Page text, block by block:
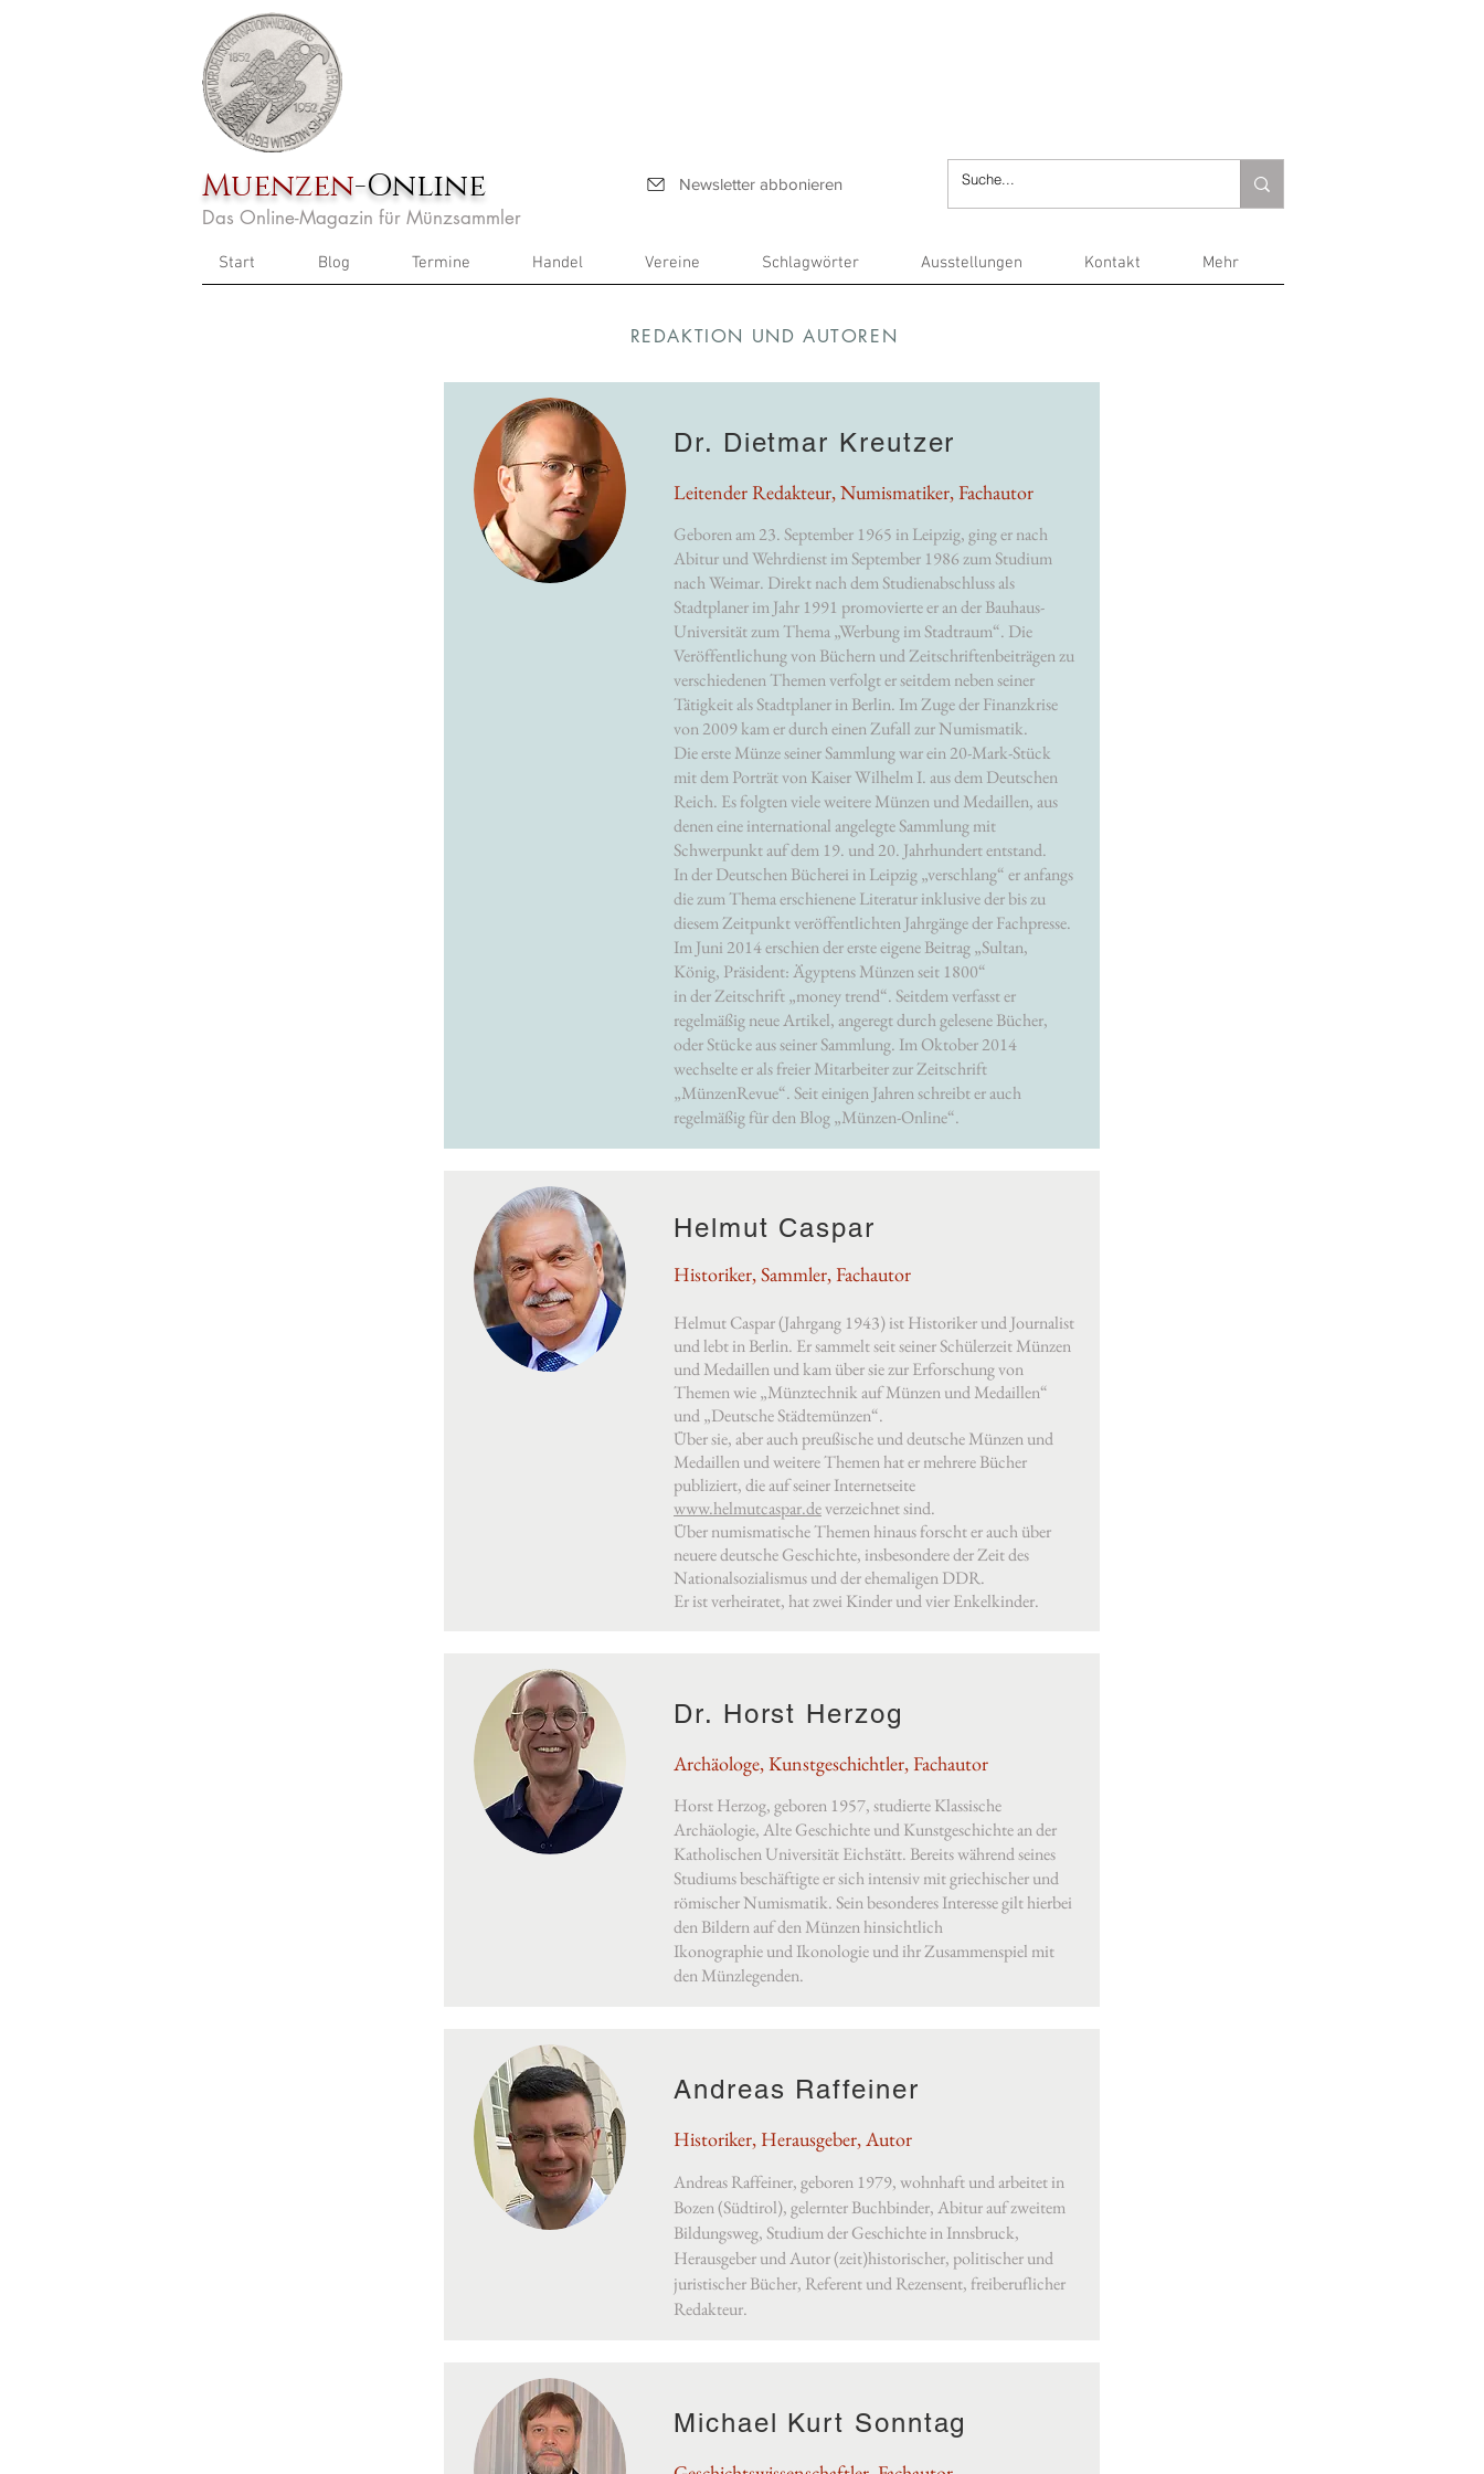
Muenzen-Online Newsletter abbonieren
Das Online-Magazin für Münzsammler
Start Blog Termine Handel Vereine Schlagwörter Ausstellungen Kontakt Mehr
REDAKTION UND AUTOREN
Dr. Dietmar Kreutzer
Leitender Redakteur, Numismatiker, Fachautor
Geboren am 23. September 1965 in Leipzig, ging er nach
Abitur und Wehrdienst im September 1986 zum Studium
nach Weimar. Direkt nach dem Studienabschluss als
Stadtplaner im Jahr 1991 promovierte er an der Bauhaus-
Universität zum Thema „Werbung im Stadtraum“. Die
Veröffentlichung von Büchern und Zeitschriftenbeiträgen zu
verschiedenen Themen verfolgt er seitdem neben seiner
Tätigkeit als Stadtplaner in Berlin. Im Zuge der Finanzkrise
von 2009 kam er durch einen Zufall zur Numismatik.
Die erste Münze seiner Sammlung war ein 20-Mark-Stück
mit dem Porträt von Kaiser Wilhelm I. aus dem Deutschen
Reich. Es folgten viele weitere Münzen und Medaillen, aus
denen eine international angelegte Sammlung mit
Schwerpunkt auf dem 19. und 20. Jahrhundert entstand.
In der Deutschen Bücherei in Leipzig „verschlang“ er anfangs
die zum Thema erschienene Literatur inklusive der bis zu
diesem Zeitpunkt veröffentlichten Jahrgänge der Fachpresse.
Im Juni 2014 erschien der erste eigene Beitrag „Sultan,
König, Präsident: Ägyptens Münzen seit 1800“
in der Zeitschrift „money trend“. Seitdem verfasst er
regelmäßig neue Artikel, angeregt durch gelesene Bücher,
oder Stücke aus seiner Sammlung. Im Oktober 2014
wechselte er als freier Mitarbeiter zur Zeitschrift
„MünzenRevue“. Seit einigen Jahren schreibt er auch
regelmäßig für den Blog „Münzen-Online“.
Helmut Caspar
Historiker, Sammler, Fachautor
Helmut Caspar (Jahrgang 1943) ist Historiker und Journalist
und lebt in Berlin. Er sammelt seit seiner Schülerzeit Münzen
und Medaillen und kam über sie zur Erforschung von
Themen wie „Münztechnik auf Münzen und Medaillen“
und „Deutsche Städtemünzen“.
Über sie, aber auch preußische und deutsche Münzen und
Medaillen und weitere Themen hat er mehrere Bücher
publiziert, die auf seiner Internetseite
www.helmutcaspar.deverzeichnet sind.
Über numismatische Themen hinaus forscht er auch über
neuere deutsche Geschichte, insbesondere der Zeit des
Nationalsozialismus und der ehemaligen DDR.
Er ist verheiratet, hat zwei Kinder und vier Enkelkinder.
Dr. Horst Herzog
Archäologe, Kunstgeschichtler, Fachautor
Horst Herzog, geboren 1957, studierte Klassische
Archäologie, Alte Geschichte und Kunstgeschichte an der
Katholischen Universität Eichstätt. Bereits während seines
Studiums beschäftigte er sich intensiv mit griechischer und
römischer Numismatik. Sein besonderes Interesse gilt hierbei
den Bildern auf den Münzen hinsichtlich
Ikonographie und Ikonologie und ihr Zusammenspiel mit
den Münzlegenden.
Andreas Raffeiner
Historiker, Herausgeber, Autor
Andreas Raffeiner, geboren 1979, wohnhaft und arbeitet in
Bozen (Südtirol), gelernter Buchbinder, Abitur auf zweitem
Bildungsweg, Studium der Geschichte in Innsbruck,
Herausgeber und Autor (zeit)historischer, politischer und
juristischer Bücher, Referent und Rezensent, freiberuflicher
Redakteur.
Michael Kurt Sonntag